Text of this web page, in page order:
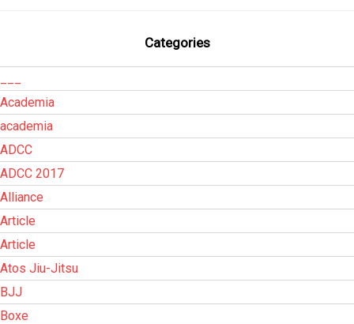
Categories
Academia
academia
ADCC
ADCC 2017
Alliance
Article
Article
Atos Jiu-Jitsu
BJJ
Boxe